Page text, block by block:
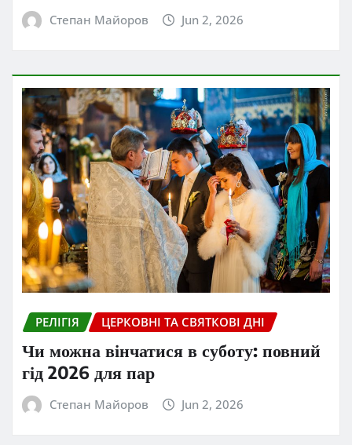
Степан Майоров Jun 2, 2026
РЕЛІГІЯ ЦЕРКОВНІ ТА СВЯТКОВІ ДНІ
Чи можна вінчатися в суботу: повний
гід 2026 для пар
Степан Майоров Jun 2, 2026